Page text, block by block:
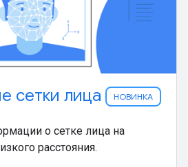
сетки лица НОВИНКА
о сетке лица на
расстояния.